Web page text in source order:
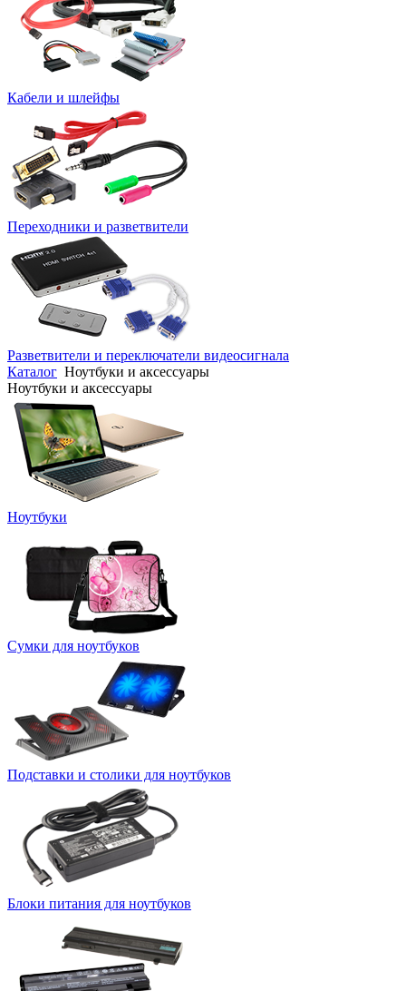
Кабели и шлейфы
Переходники и разветвители
Разветвители и переключатели видеосигнала
Каталог Ноутбуки и аксессуары
Ноутбуки и аксессуары
Ноутбуки
Сумки для ноутбуков
Подставки и столики для ноутбуков
Блоки питания для ноутбуков